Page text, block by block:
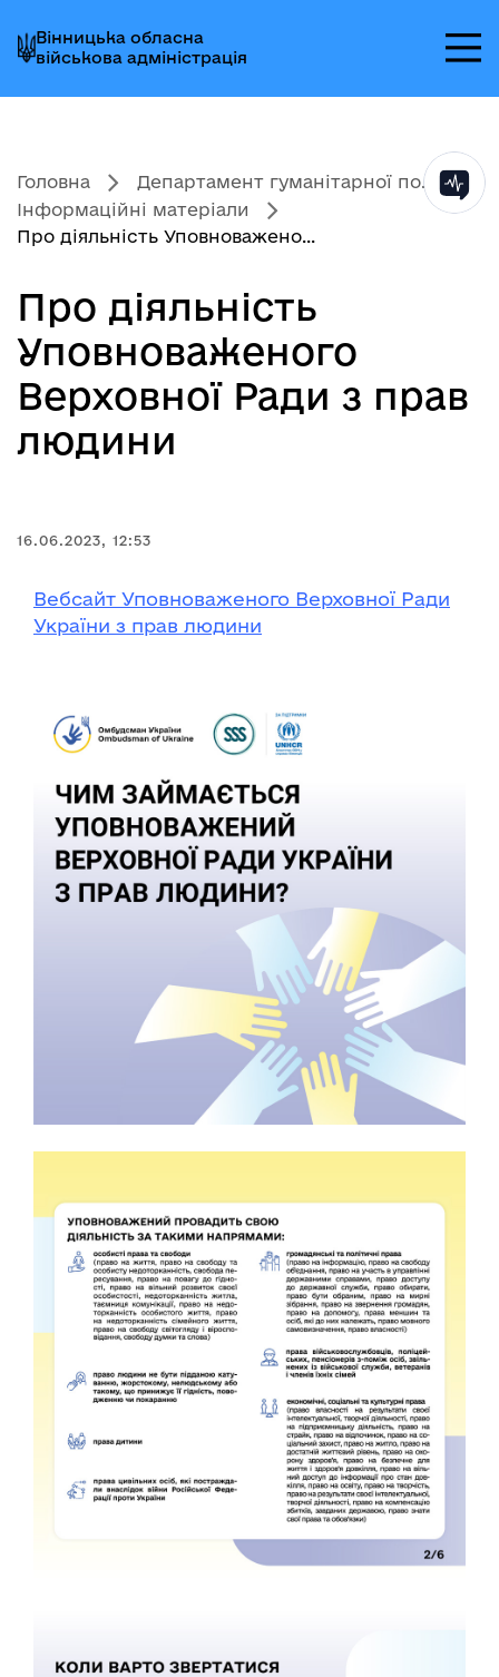
до
головного
меню
до
головного
вмісту
до
головного
колонтитула
Вінницька обласна
військова адміністрація
Головна
Департамент гуманітарної по...
Інформаційні матеріали
Про діяльність Уповноважено...
Про діяльність
Уповноваженого
Верховної Ради з прав
людини
16.06.2023, 12:53
Вебсайт Уповноваженого Верховної Ради
України з прав людини